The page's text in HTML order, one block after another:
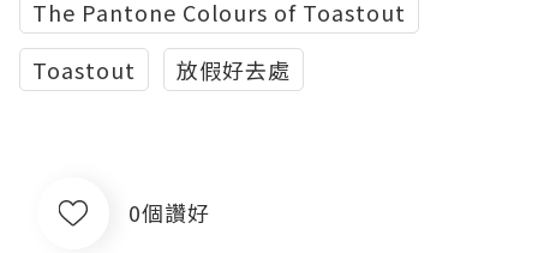
The Pantone Colours of Toastout
Toastout
放假好去處
0個讚好